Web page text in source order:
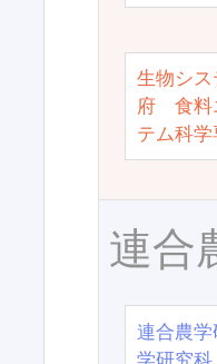
生物シ
府 食料
テム科学
連合
連合農